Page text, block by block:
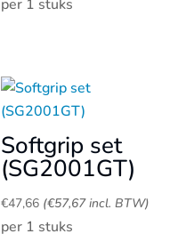
per 1 stuks
Softgrip set
(SG2001GT)
€47,66 (€57,67incl. BTW)
per 1 stuks